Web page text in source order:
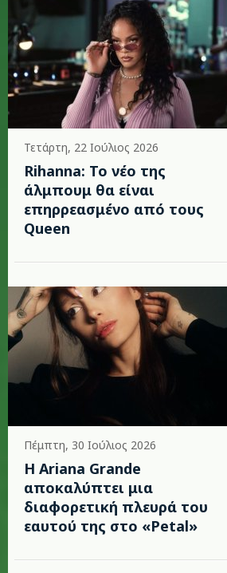
Τετάρτη, 22 Ιούλιος 2026
Rihanna: Το νέο της
άλμπουμ θα είναι
επηρρεασμένο από τους
Queen
Πέμπτη, 30 Ιούλιος 2026
Η Ariana Grande
αποκαλύπτει μια
διαφορετική πλευρά του
εαυτού της στο «Petal»